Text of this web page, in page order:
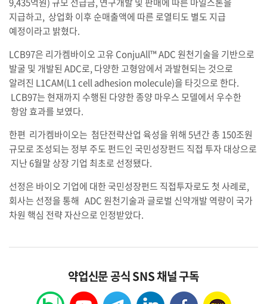
지급하고, 상업화 이후 순매출액에 따른 로열티도 별도 지급
예정이라고 밝혔다.
LCB97은 리가켐바이오 고유 ConjuAll™ ADC 원천기술을 기반으로
발굴 및 개발된 ADC로, 다양한 고형암에서 과발현되는 것으로
알려진 L1CAM(L1 cell adhesion molecule)을 타깃으로 한다.
LCB97는 현재까지 수행된 다양한 종양 마우스 모델에서 우수한
항암 효과를 보였다.
한편 리가켐바이오는 첨단전략산업 육성을 위해 5년간 총 150조원
규모로 조성되는 정부 주도 펀드인 국민성장펀드 직접 투자 대상으로
지난 6월말 상장 기업 최초로 선정됐다.
선정은 바이오 기업에 대한 국민성장펀드 직접투자로도 첫 사례로,
회사는 선정을 통해 ADC 원천기술과 글로벌 신약개발 역량이 국가
차원 핵심 전략 자산으로 인정받았다.
약업신문 공식 SNS 채널 구독